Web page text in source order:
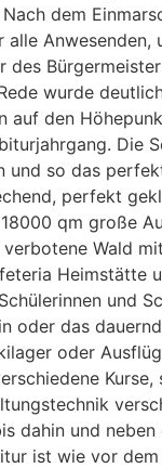
Nach dem
alle
des
wurde
auf den
Die
und so das
perfekt
qm große
verbotene Wald
Heimstätte
und
oder das
oder
dahin und
ist wie vor